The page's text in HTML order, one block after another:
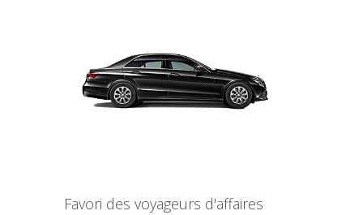
Favori des voyageurs d'affaires